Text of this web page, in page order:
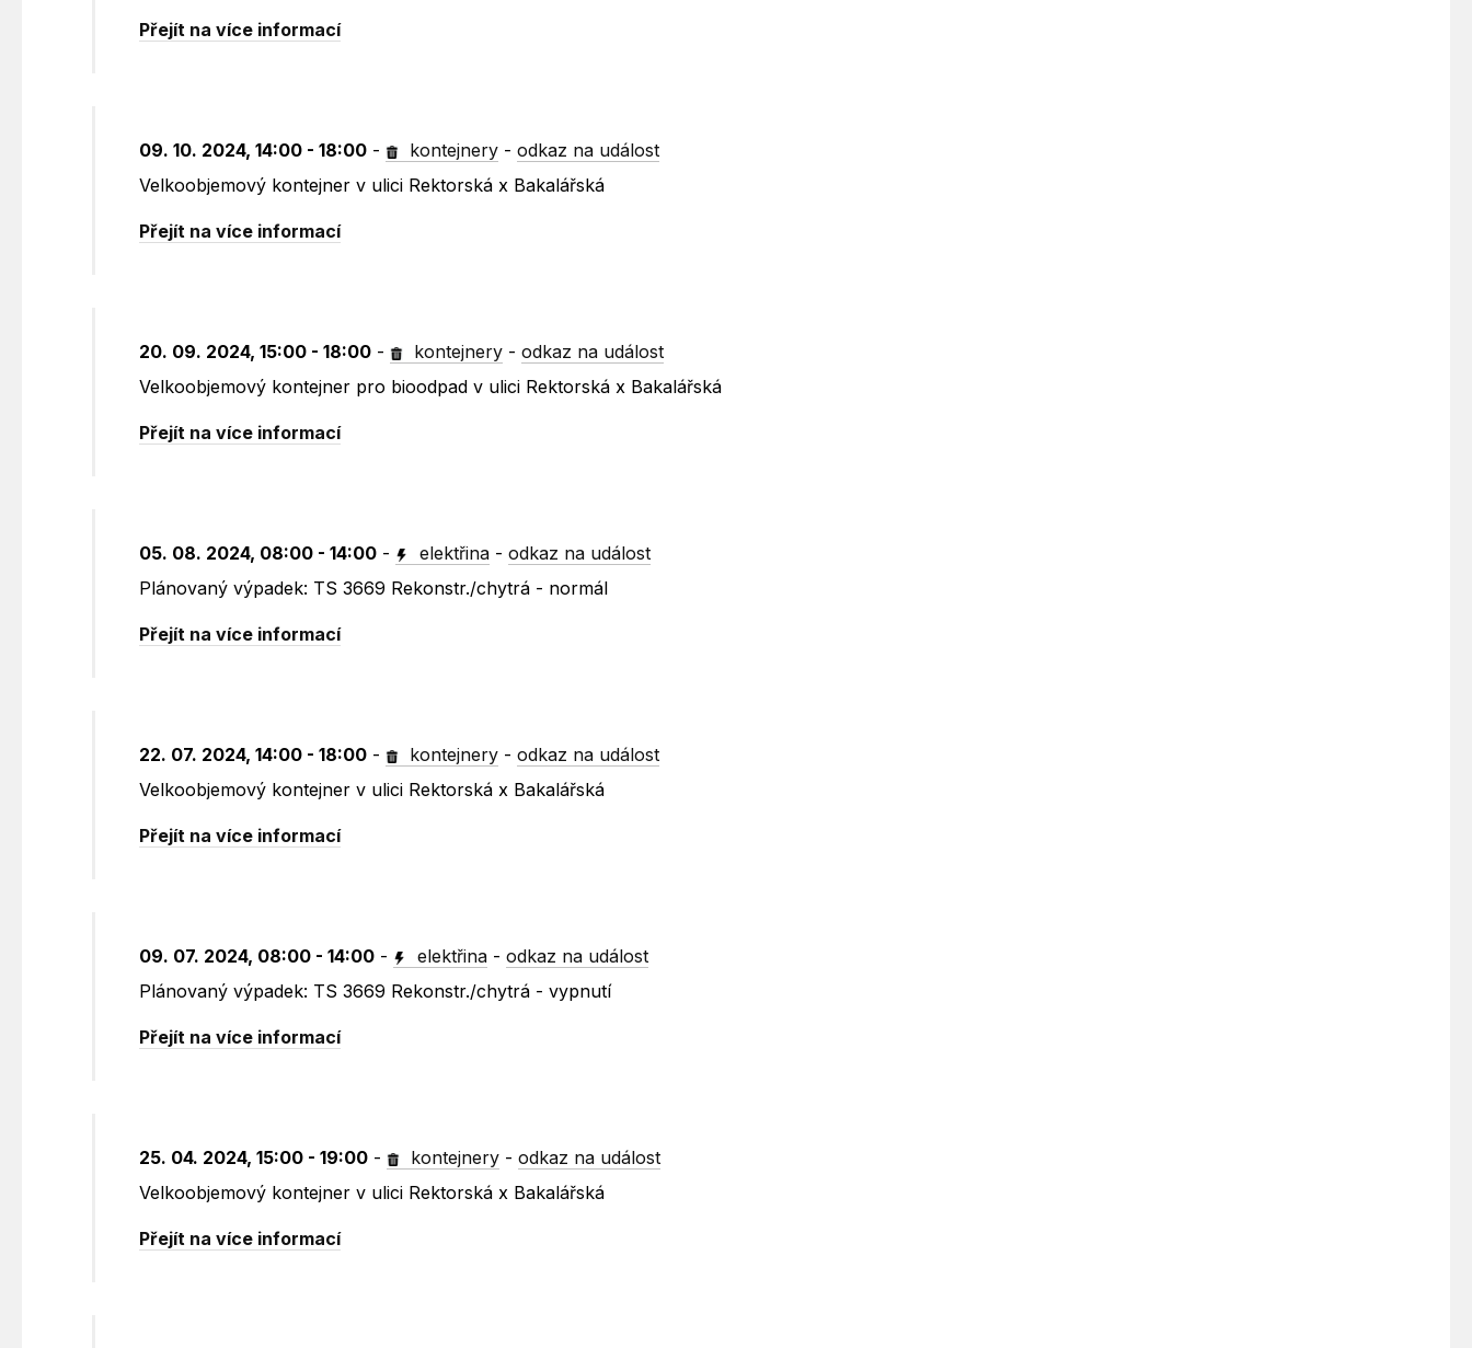
Přejít na více informací
09. 10. 2024, 14:00 - 18:00 - kontejnery -odkaz na událost
Velkoobjemový kontejner v ulici Rektorská x Bakalářská
Přejít na více informací
20. 09. 2024, 15:00 - 18:00 - kontejnery -odkaz na událost
Velkoobjemový kontejner pro bioodpad v ulici Rektorská x Bakalářská
Přejít na více informací
05. 08. 2024, 08:00 - 14:00 - elektřina -odkaz na událost
Plánovaný výpadek: TS 3669 Rekonstr./chytrá - normál
Přejít na více informací
22. 07. 2024, 14:00 - 18:00 - kontejnery -odkaz na událost
Velkoobjemový kontejner v ulici Rektorská x Bakalářská
Přejít na více informací
09. 07. 2024, 08:00 - 14:00 - elektřina -odkaz na událost
Plánovaný výpadek: TS 3669 Rekonstr./chytrá - vypnutí
Přejít na více informací
25. 04. 2024, 15:00 - 19:00 - kontejnery -odkaz na událost
Velkoobjemový kontejner v ulici Rektorská x Bakalářská
Přejít na více informací